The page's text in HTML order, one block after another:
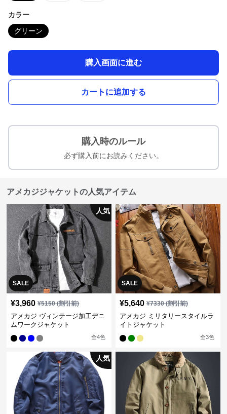
カラー
グリーン
購入画面に進む
カートに追加する
購入時のルール
必ず購入前にお読みください。
アメカジジャケットの人気アイテム
SALE
人気
¥3,960 ¥5150(割引前)
アメカジ ヴィンテージ加工デニ
ムワークジャケット
全4色
SALE
¥5,640 ¥7330(割引前)
アメカジ ミリタリースタイルラ
イトジャケット
全3色
人気